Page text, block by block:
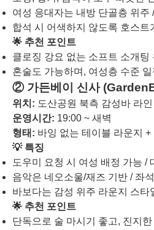
여성 응대자는 내방 단골층 위주
합석 시 어색하지 않도록 호스트
🌟 추천 포인트
클로징 강요 없는 소프트 소개팅
혼술도 가능하며, 여성층 수준
② 가든베이 신사
위치: 도산공원 북측 감성바 라인
운영시간: 19:00 ~ 새벽
형태: 바잉 없는 테이블 라운지
💡 특징
도우미 요청 시 여성 배정 가능 /
음악은 네오소울/재즈 기반 / 좌
바보다는 감성 위주 라운지 스타
🌟 추천 포인트
단독으로 술 마시기 좋고, 진지